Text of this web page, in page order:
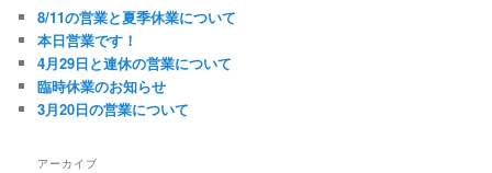
8/11の営業と夏季休業について
本日営業です！
4月29日と連休の営業について
臨時休業のお知らせ
3月20日の営業について
アーカイブ